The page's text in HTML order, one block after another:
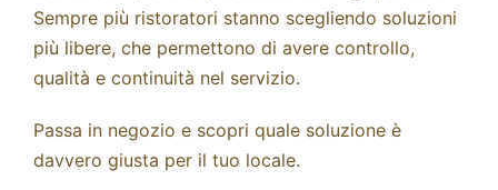
Sempre più ristoratori stanno scegliendo soluzioni
più libere, che permettono di avere controllo,
qualità e continuità nel servizio.
Passa in negozio e scopri quale soluzione è
davvero giusta per il tuo locale.